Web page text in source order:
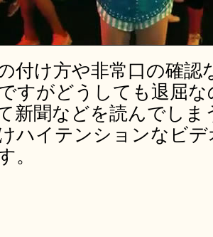
付け方や非常口の確認
すがどうしても退屈
新聞などを読んでし
ハイテンションなビ
。